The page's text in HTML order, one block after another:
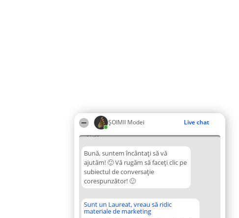
ȘOIMII Modei Live chat
01:36
Bună, suntem încântați să vă
ajutăm! 🙂 Vă rugăm să faceți clic pe
subiectul de conversație
corespunzător! 🙂
Sunt un Laureat, vreau să ridic
materiale de marketing